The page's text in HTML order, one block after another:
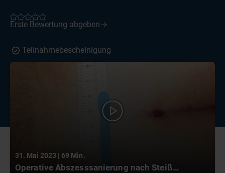
Teilnahmebescheinigung
31. Mai 2023 | 69 Min.
Operative Abszesssanierung nach Steißbeinfistel (Sinus pilonidalis) – ein Fallbeispiel aus der Praxis